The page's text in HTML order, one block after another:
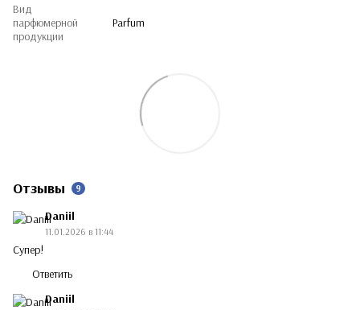
Вид
парфюмерной
продукции
Parfum
Отзывы 9
Daniil
11.01.2026 в 11:44
Супер!
Ответить
Daniil